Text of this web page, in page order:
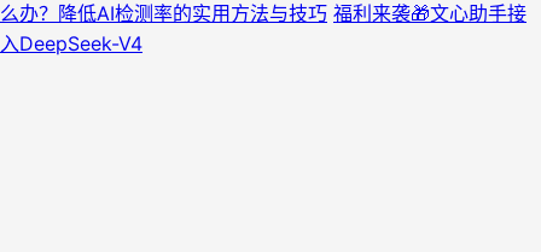
么办？降低AI检测率的实用方法与技巧 福利来袭🎁文心助手接
入DeepSeek-V4